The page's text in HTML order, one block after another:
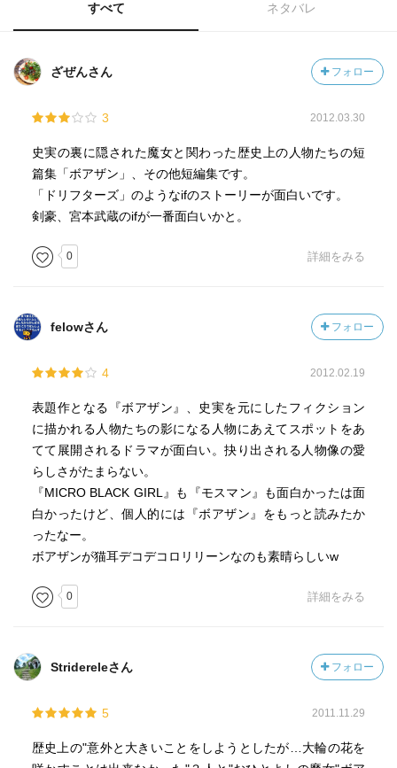
すべて ネタバレ
ざぜんさん フォロー
3 2012.03.30
史実の裏に隠された魔女と関わった歴史上の人物たちの短
篇集「ボアザン」、その他短編集です。
「ドリフターズ」のようなifのストーリーが面白いです。
剣豪、宮本武蔵のifが一番面白いかと。
0 詳細をみる
felowさん フォロー
4 2012.02.19
表題作となる『ボアザン』、史実を元にしたフィクション
に描かれる人物たちの影になる人物にあえてスポットをあ
てて展開されるドラマが面白い。抉り出される人物像の愛
らしさがたまらない。
『MICRO BLACK GIRL』も『モスマン』も面白かったは面
白かったけど、個人的には『ボアザン』をもっと読みたか
ったなー。
ボアザンが猫耳デコデコロリリーンなのも素晴らしいw
0 詳細をみる
Stridereleさん フォロー
5 2011.11.29
歴史上の"意外と大きいことをしようとしたが…大輪の花を